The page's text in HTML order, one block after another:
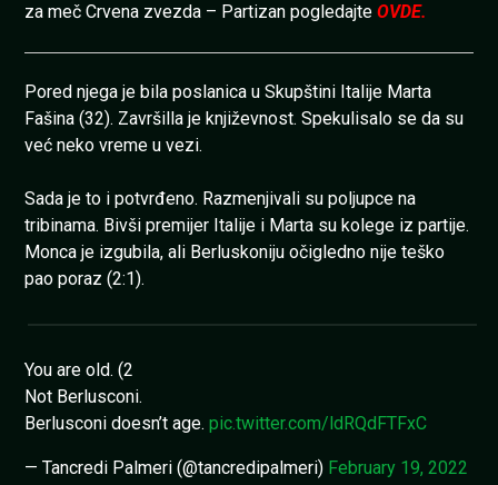
za meč Crvena zvezda – Partizan pogledajte OVDE.
Pored njega je bila poslanica u Skupštini Italije Marta
Fašina (32). Završilla je književnost. Spekulisalo se da su
već neko vreme u vezi.
Sada je to i potvrđeno. Razmenjivali su poljupce na
tribinama. Bivši premijer Italije i Marta su kolege iz partije.
Monca je izgubila, ali Berluskoniju očigledno nije teško
pao poraz (2:1).
You are old. (2
Not Berlusconi.
Berlusconi doesn’t age. pic.twitter.com/ldRQdFTFxC
— Tancredi Palmeri (@tancredipalmeri) February 19, 2022